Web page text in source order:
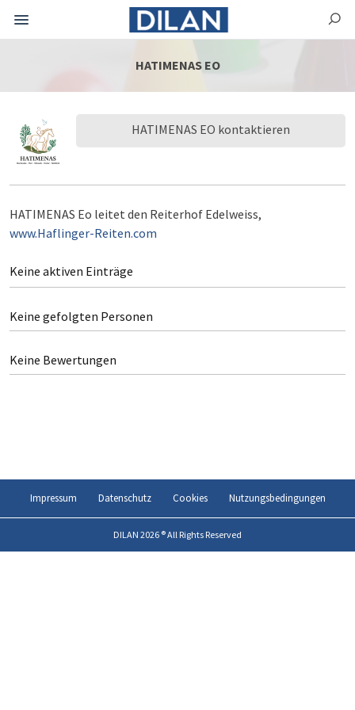
HATIMENAS EO
HATIMENAS EO kontaktieren
HATIMENAS Eo leitet den Reiterhof Edelweiss,
www.Haflinger-Reiten.com
Keine aktiven Einträge
Keine gefolgten Personen
Keine Bewertungen
Impressum Datenschutz Cookies Nutzungsbedingungen
DILAN 2026 ® All Rights Reserved